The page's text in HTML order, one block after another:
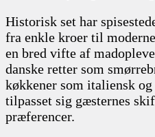
Historisk set har
fra enkle kroer til
en bred vifte af
danske retter som
køkkener som italiensk
tilpasset sig gæsternes
præferencer.